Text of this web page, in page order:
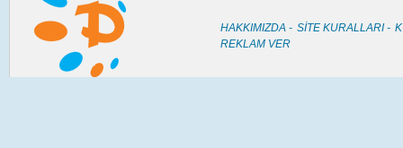
HAKKIMIZDA - SİTE KURALLARI -
REKLAM VER